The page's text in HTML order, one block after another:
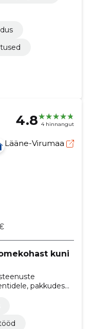
4.8 4 hinnangut
Lääne-Virumaa
kuni
pakkudes
kui ka